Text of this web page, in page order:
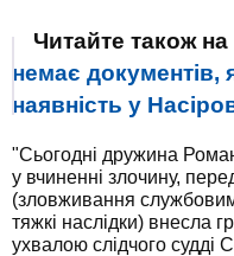
Читайте також
немає документів,
наявність у
"Сьогодні дружина
у вчиненні злочину,
(зловживання
тяжкі наслідки) внесла
ухвалою слідчого судді